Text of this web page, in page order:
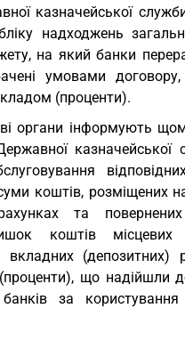
казначейської
надходжень
на який банки
умовами
(проценти).
органи інформують
казначейської
коштів, розміщених
та
коштів місцевих
вкладних (депозитних)
що надійшли
за